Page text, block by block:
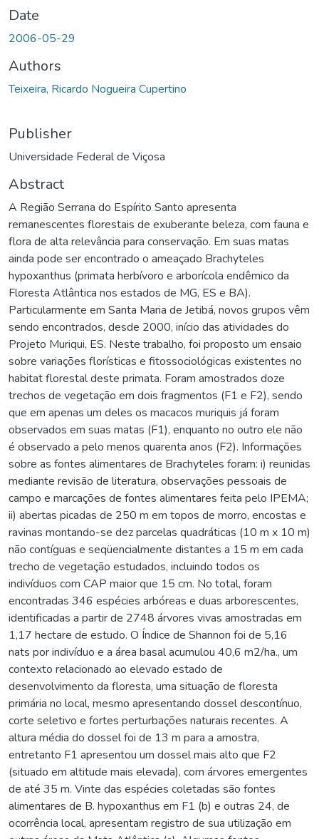
Date
2006-05-29
Authors
Teixeira, Ricardo Nogueira Cupertino
Publisher
Universidade Federal de Viçosa
Abstract
A Região Serrana do Espírito Santo apresenta
remanescentes florestais de exuberante beleza, com fauna e
flora de alta relevância para conservação. Em suas matas
ainda pode ser encontrado o ameaçado Brachyteles
hypoxanthus (primata herbívoro e arborícola endêmico da
Floresta Atlântica nos estados de MG, ES e BA).
Particularmente em Santa Maria de Jetibá, novos grupos vêm
sendo encontrados, desde 2000, início das atividades do
Projeto Muriqui, ES. Neste trabalho, foi proposto um ensaio
sobre variações florísticas e fitossociológicas existentes no
habitat florestal deste primata. Foram amostrados doze
trechos de vegetação em dois fragmentos (F1 e F2), sendo
que em apenas um deles os macacos muriquis já foram
observados em suas matas (F1), enquanto no outro ele não
é observado a pelo menos quarenta anos (F2). Informações
sobre as fontes alimentares de Brachyteles foram: i) reunidas
mediante revisão de literatura, observações pessoais de
campo e marcações de fontes alimentares feita pelo IPEMA;
ii) abertas picadas de 250 m em topos de morro, encostas e
ravinas montando-se dez parcelas quadráticas (10 m x 10 m)
não contíguas e seqüencialmente distantes a 15 m em cada
trecho de vegetação estudados, incluindo todos os
indivíduos com CAP maior que 15 cm. No total, foram
encontradas 346 espécies arbóreas e duas arborescentes,
identificadas a partir de 2748 árvores vivas amostradas em
1,17 hectare de estudo. O Índice de Shannon foi de 5,16
nats por indivíduo e a área basal acumulou 40,6 m2/ha., um
contexto relacionado ao elevado estado de
desenvolvimento da floresta, uma situação de floresta
primária no local, mesmo apresentando dossel descontínuo,
corte seletivo e fortes perturbações naturais recentes. A
altura média do dossel foi de 13 m para a amostra,
entretanto F1 apresentou um dossel mais alto que F2
(situado em altitude mais elevada), com árvores emergentes
de até 35 m. Vinte das espécies coletadas são fontes
alimentares de B. hypoxanthus em F1 (b) e outras 24, de
ocorrência local, apresentam registro de sua utilização em